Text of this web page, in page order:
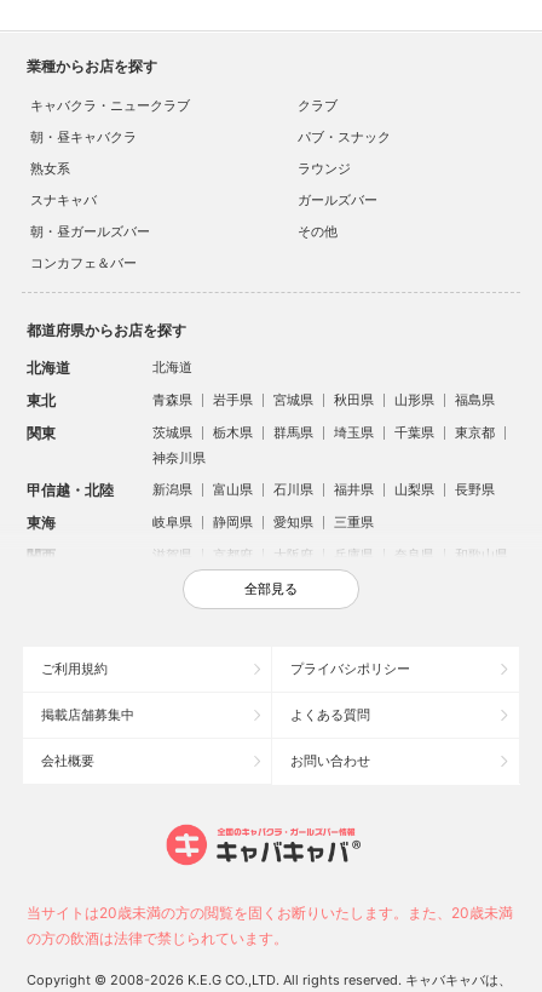
業種からお店を探す
キャバクラ・ニュークラブ
クラブ
朝・昼キャバクラ
パブ・スナック
熟女系
ラウンジ
スナキャバ
ガールズバー
朝・昼ガールズバー
その他
コンカフェ＆バー
都道府県からお店を探す
北海道 北海道
東北 青森県 岩手県 宮城県 秋田県 山形県 福島県
関東 茨城県 栃木県 群馬県 埼玉県 千葉県
東京都
神奈川県
甲信越・北陸 新潟県 富山県 石川県 福井県 山梨県 長野県
東海 岐阜県 静岡県 愛知県 三重県
関西 滋賀県 京都府 大阪府 兵庫県 奈良県 和歌山県
鳥取県 島根県 岡山県 広島県
沖縄県
大宮のキャバクラ
六本木のキャバクラ
池袋駅（西口）のキャバクラ
新潟駅前のキャバクラ
全部見る
ご利用規約 プライバシポリシー
掲載店舗募集中 よくある質問
会社概要 お問い合わせ
当サイトは20歳未満の方の閲覧を固くお断りいたします。また、20歳未満
の方の飲酒は法律で禁じられています。
Copyright © 2008-2026 K.E.G CO.,LTD. All rights reserved. キャバキャバは、